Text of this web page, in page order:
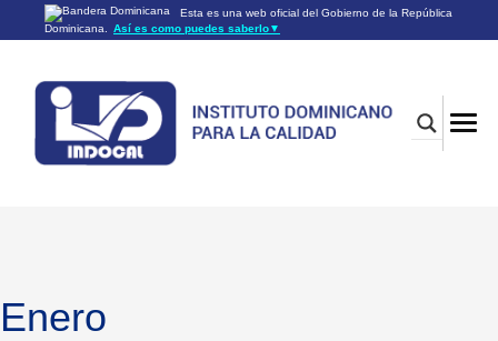
Esta es una web oficial del Gobierno de la República
Dominicana.
Así es como puedes saberlo▼
Los sitios web oficiales utilizan .gob.do o .gov.do
Los sitios web oficiales .gob.do o .gov.do seguros utilizan
HTTPS
Un candado (🔒) o
https://
significa que estás conectado a un
sitio seguro dentro de .gob.do o .gov.do. Comparte información
confidencial sólo en los sitios seguros de .gob.do o .gov.do.
Enero